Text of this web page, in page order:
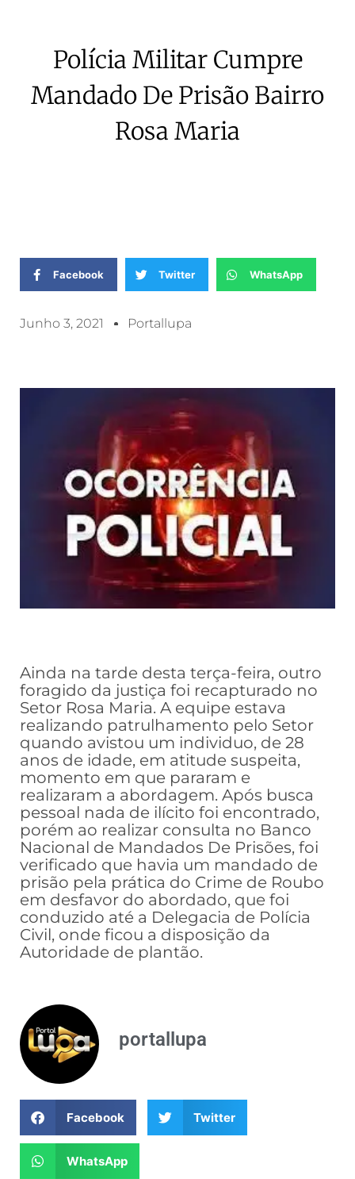
Polícia Militar Cumpre
Mandado De Prisão Bairro
Rosa Maria
Facebook Twitter WhatsApp
Junho 3, 2021 Portallupa
Ainda na tarde desta terça-feira, outro
foragido da justiça foi recapturado no
Setor Rosa Maria. A equipe estava
realizando patrulhamento pelo Setor
quando avistou um individuo, de 28
anos de idade, em atitude suspeita,
momento em que pararam e
realizaram a abordagem. Após busca
pessoal nada de ilícito foi encontrado,
porém ao realizar consulta no Banco
Nacional de Mandados De Prisões, foi
verificado que havia um mandado de
prisão pela prática do Crime de Roubo
em desfavor do abordado, que foi
conduzido até a Delegacia de Polícia
Civil, onde ficou a disposição da
Autoridade de plantão.
portallupa
Facebook Twitter
WhatsApp